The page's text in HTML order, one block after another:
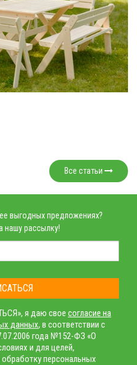
Все статьи
выгодных предложениях?
нашу рассылку!
я даю свое согласие на
данных, в соответствии с
года №152-ФЗ «О
и для целей,
персональных